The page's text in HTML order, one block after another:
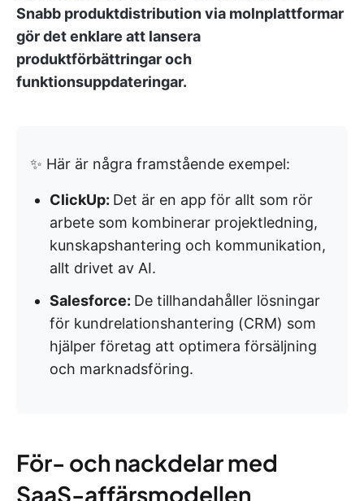
Snabb produktdistribution via molnplattformar
gör det enklare att lansera
produktförbättringar och
funktionsuppdateringar.
✨ Här är några framstående exempel:
ClickUp: Det är en app för allt som rör
arbete som kombinerar projektledning,
kunskapshantering och kommunikation,
allt drivet av AI.
Salesforce: De tillhandahåller lösningar
för kundrelationshantering (CRM) som
hjälper företag att optimera försäljning
och marknadsföring.
För- och nackdelar med
SaaS-affärsmodellen